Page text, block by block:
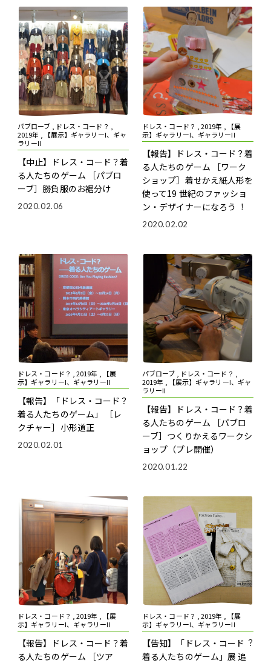
パブローブ , ドレス・コード？ ,
2019年 , 【展示】ギャラリーI、ギャ
ラリーII
【中止】ドレス・コード？――着
る人たちのゲーム ［パブロ
ーブ］勝負服のお裾分け
2020.02.06
ドレス・コード？ , 2019年 , 【展
示】ギャラリーI、ギャラリーII
【報告】ドレス・コード？――着
る人たちのゲーム
［ワーク
ショップ］着せかえ紙人形を
使って19 世紀のファッショ
ン・デザイナーになろう︕
2020.02.02
ドレス・コード？ , 2019年 , 【展
示】ギャラリーI、ギャラリーII
【報告】「ドレス・コード？――
着る人たちのゲーム」
［レ
クチャー］小形道正
2020.02.01
パブローブ , ドレス・コード？ ,
2019年 , 【展示】ギャラリーI、ギャ
ラリーII
【報告】ドレス・コード？――着
る人たちのゲーム ［パブロ
ーブ］つくりかえるワークシ
ョップ（プレ開催）
2020.01.22
ドレス・コード？ , 2019年 , 【展
示】ギャラリーI、ギャラリーII
【報告】ドレス・コード？――着
る人たちのゲーム
［ツア
ドレス・コード？ , 2019年 , 【展
示】ギャラリーI、ギャラリーII
【告知】「ドレス・コード︖――
着る人たちのゲーム」展 追